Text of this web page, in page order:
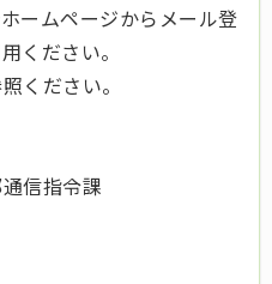
ームページからメール登
ください。
ください。
信指令課